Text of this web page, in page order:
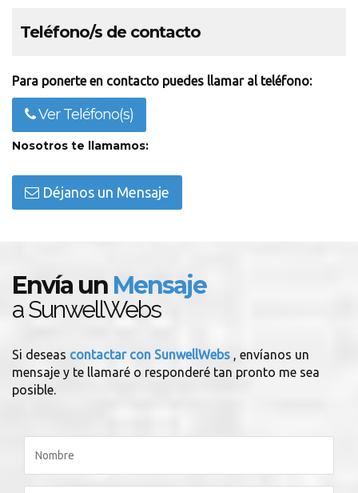
Teléfono/s de contacto
Para ponerte en contacto puedes llamar al teléfono:
Ver Teléfono(s)
Nosotros te llamamos:
Déjanos un Mensaje
Envía un Mensaje
a SunwellWebs
Si deseas contactar con SunwellWebs , envíanos un
mensaje y te llamaré o responderé tan pronto me sea
posible.